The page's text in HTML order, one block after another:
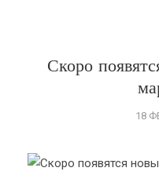
Скоро
18